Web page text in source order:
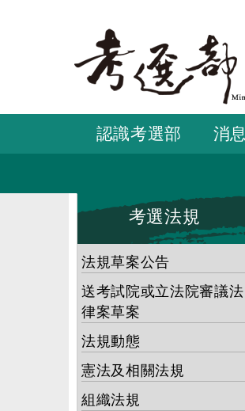
要
容
認識考選部 消
考選法規
法規草案公告
送考試院或立法院審議法
律案草案
法規動態
憲法及相關法規
組織法規